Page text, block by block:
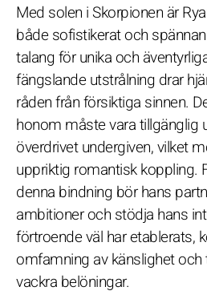
Med solen i Skorpionen är
både sofistikerat och
talang för unika och
fängslande utstrålning drar
råden från försiktiga sinnen.
honom måste vara tillgänglig
överdrivet undergiven, vilket
uppriktig romantisk koppling.
denna bindning bör hans
ambitioner och stödja hans
förtroende väl har etablerats,
omfamning av känslighet och
vackra belöningar.